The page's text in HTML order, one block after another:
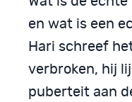
en wat is een
Hari schreef
verbroken, hij
puberteit aan